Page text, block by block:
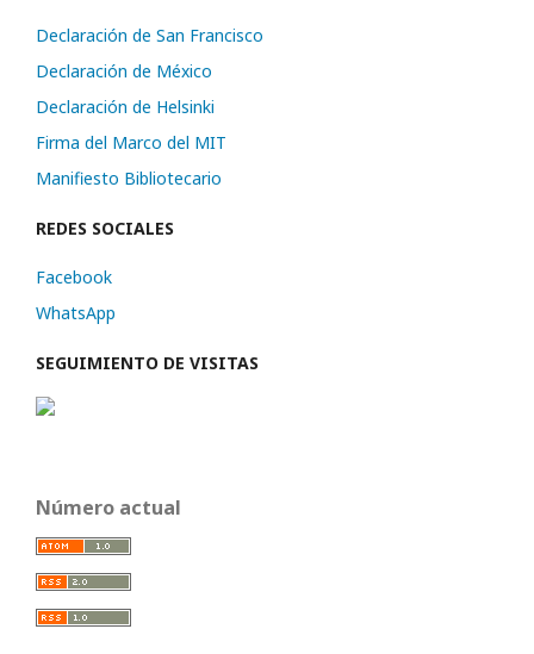
Declaración de San Francisco
Declaración de México
Declaración de Helsinki
Firma del Marco del MIT
Manifiesto Bibliotecario
REDES SOCIALES
Facebook
WhatsApp
SEGUIMIENTO DE VISITAS
Número actual